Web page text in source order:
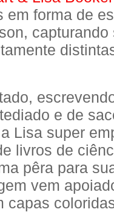
em forma de
capturando
e de
Lisa super
livros de
pêra para
vem
capas